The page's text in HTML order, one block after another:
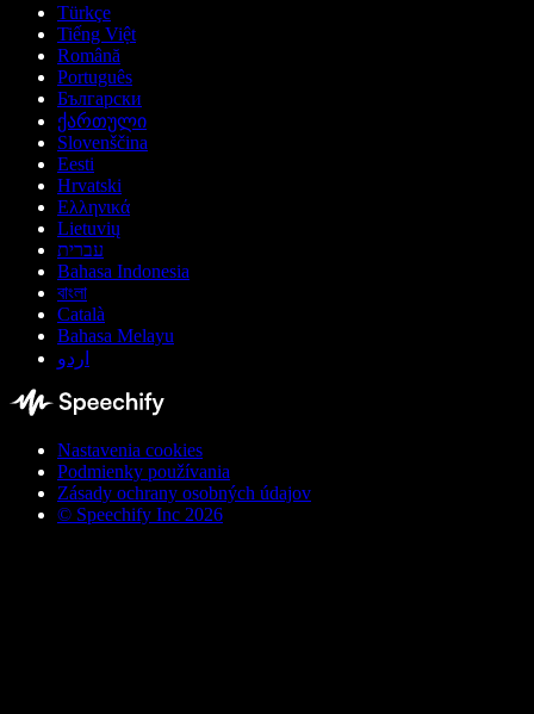
Türkçe
Tiếng Việt
Română
Português
Български
ქართული
Slovenščina
Eesti
Hrvatski
Ελληνικά
Lietuvių
עברית
Bahasa Indonesia
বাংলা
Català
Bahasa Melayu
اردو
Nastavenia cookies
Podmienky používania
Zásady ochrany osobných údajov
© Speechify Inc 2026